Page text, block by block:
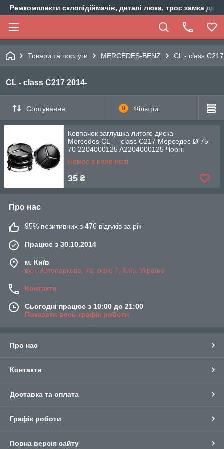
Ремкомплекти склопідіймачів, деталі люка, трос замка
Товари та послуги MERCEDES-BENZ CL - class
CL - class C217 2014-
Сортування 0 Фільтри
Ковпачок заглушка литого диска
Mercedes CL — class C217 Мерседес Ø 75-
70 2204000125 A2204000125 Чорні
Немає в наявності
35 ₴
Про нас
95% позитивних з 476 відгуків за рік
Працює з 30.10.2014
м. Київ
вул. Автопаркова, 7а, офіс 7, Київ, Україна
Контакти
Сьогодні працює з 10:00 до 21:00
Показати весь графік роботи
Про нас
Контакти
Доставка та оплата
Графік роботи
Повна версія сайту